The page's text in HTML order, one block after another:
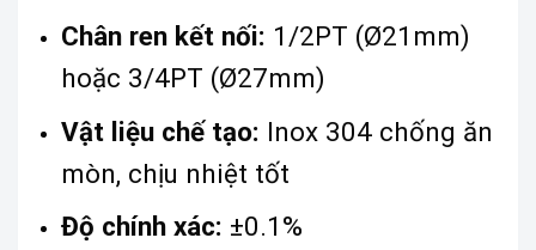
Chân ren kết nối: 1/2PT (Ø21mm)
hoặc 3/4PT (Ø27mm)
Vật liệu chế tạo: Inox 304 chống ăn
mòn, chịu nhiệt tốt
Độ chính xác: ±0.1%